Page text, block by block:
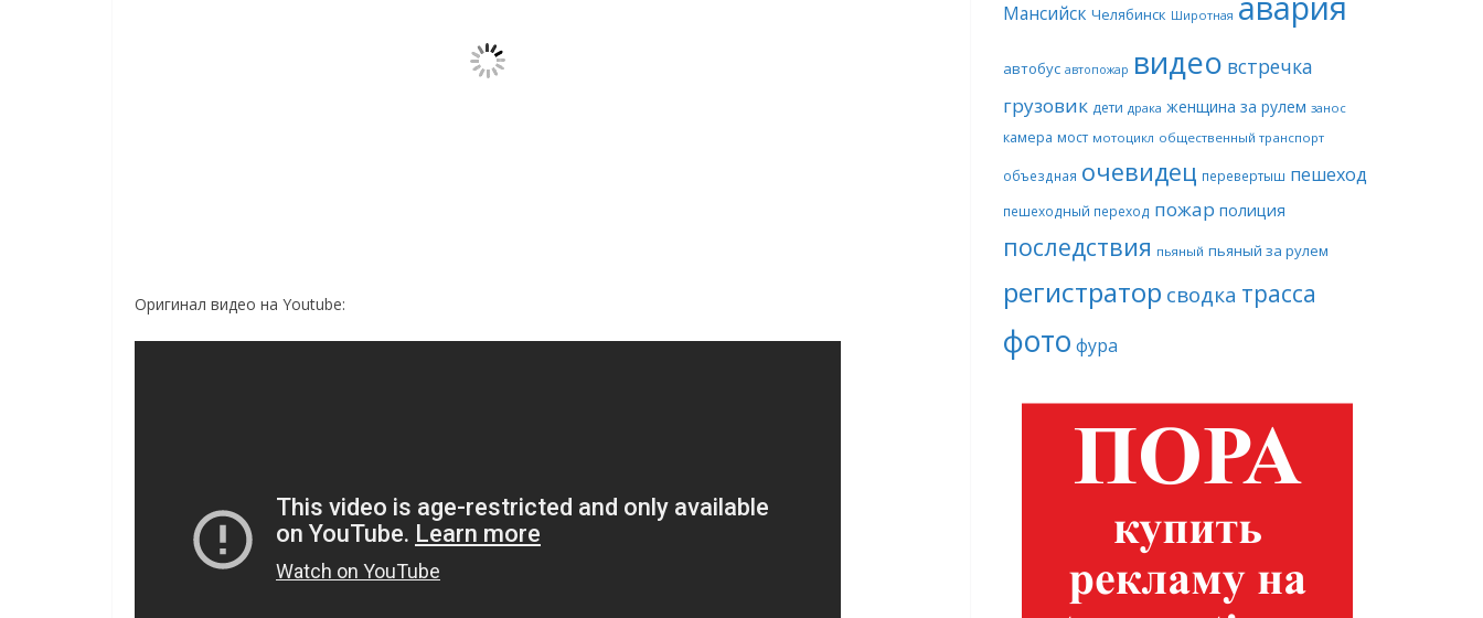
Оригинал видео на Youtube:
Мансийск Челябинск Широтная
автобус автопожар видео встречка
грузовик дети драка женщина за рулем занос
камера мост мотоцикл общественный транспорт
объездная очевидец перевертыш пешеход
пешеходный переход пожар полиция
последствия пьяный пьяный за рулем
регистратор сводка трасса
фото фура